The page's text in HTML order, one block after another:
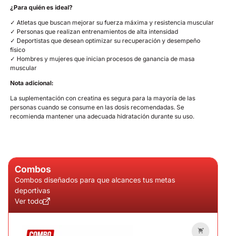
¿Para quién es ideal?
✓ Atletas que buscan mejorar su fuerza máxima y resistencia muscular
✓ Personas que realizan entrenamientos de alta intensidad
✓ Deportistas que desean optimizar su recuperación y desempeño
físico
✓ Hombres y mujeres que inician procesos de ganancia de masa
muscular
Nota adicional:
La suplementación con creatina es segura para la mayoría de las
personas cuando se consume en las dosis recomendadas. Se
recomienda mantener una adecuada hidratación durante su uso.
Combos
Combos diseñados para que alcances tus metas
deportivas
Ver todo